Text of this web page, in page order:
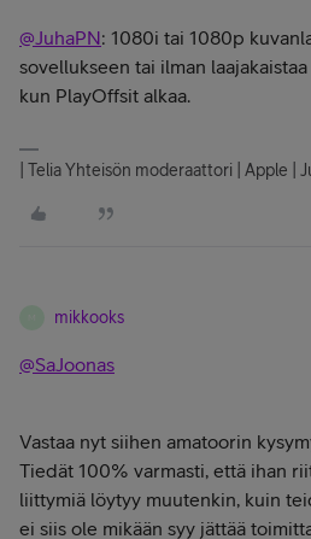
@JuhaPN: 1080i tai 1080p
sovellukseen tai ilman
kun PlayOffsit alkaa.
| Telia Yhteisön moderaattori | Apple |
mikkooks
@SaJoonas
Vastaa nyt siihen amatoorin
Tiedät 100% varmasti, että ihan
liittymiä löytyy muutenkin, kuin
ei siis ole mikään syy jättää